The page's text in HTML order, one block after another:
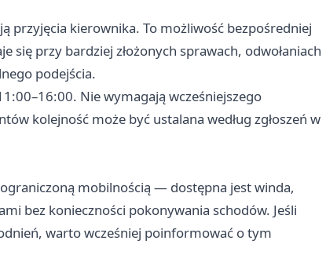
przyjęcia kierownika. To możliwość bezpośredniej
przy bardziej złożonych sprawach, odwołaniach
podejścia.
Nie wymagają wcześniejszego
kolejność może być ustalana według zgłoszeń w
mobilnością — dostępna jest winda,
bez konieczności pokonywania schodów. Jeśli
warto wcześniej poinformować o tym